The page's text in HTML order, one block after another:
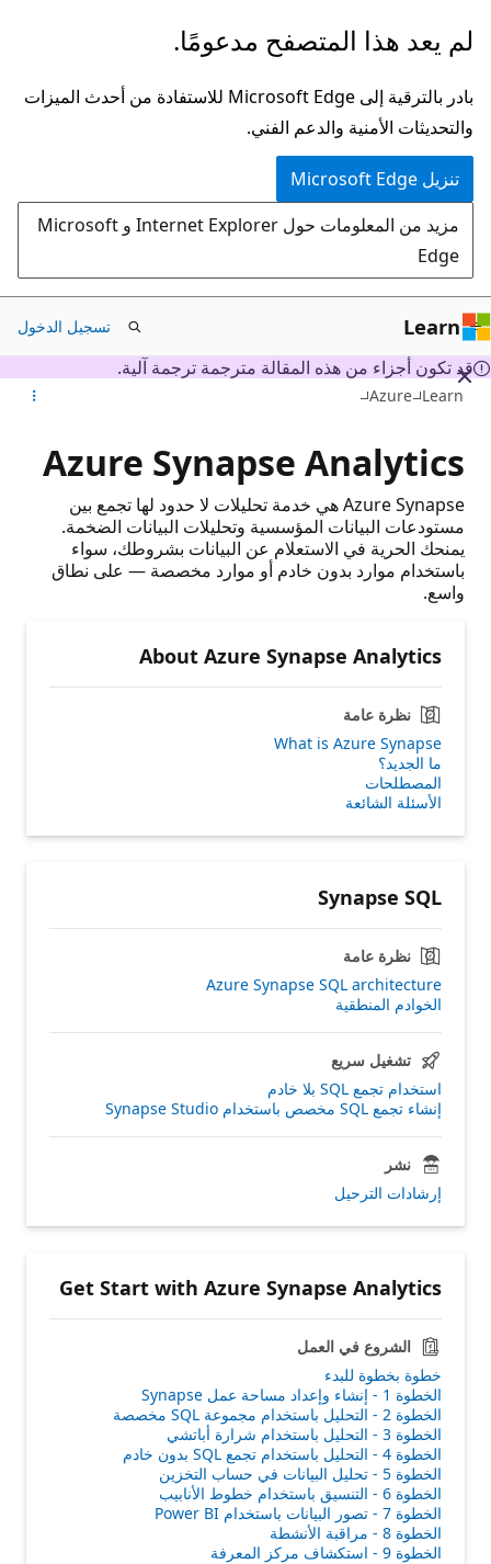
تخطي
إلى
المحتوى
الرئيسي
لم يعد هذا المتصفح مدعومًا.
بادر بالترقية إلى Microsoft Edge للاستفادة من أحدث الميزات
والتحديثات الأمنية والدعم الفني.
تنزيل Microsoft Edge
مزيد من المعلومات حول Internet Explorer و Microsoft
Edge
Learn تسجيل الدخول
قد تكون أجزاء من هذه المقالة مترجمة ترجمة آلية.
Learn
Azure
Azure Synapse Analytics
Azure Synapse هي خدمة تحليلات لا حدود لها تجمع بين
مستودعات البيانات المؤسسية وتحليلات البيانات الضخمة.
يمنحك الحرية في الاستعلام عن البيانات بشروطك، سواء
باستخدام موارد بدون خادم أو موارد مخصصة — على نطاق
واسع.
About Azure Synapse Analytics
نظرة عامة
What is Azure Synapse
ما الجديد؟
المصطلحات
الأسئلة الشائعة
Synapse SQL
نظرة عامة
Azure Synapse SQL architecture
الخوادم المنطقية
تشغيل سريع
استخدام تجمع SQL بلا خادم
إنشاء تجمع SQL مخصص باستخدام Synapse Studio
نشر
إرشادات الترحيل
Get Start with Azure Synapse Analytics
الشروع في العمل
خطوة بخطوة للبدء
الخطوة 1 - إنشاء وإعداد مساحة عمل Synapse
الخطوة 2 - التحليل باستخدام مجموعة SQL مخصصة
الخطوة 3 - التحليل باستخدام شرارة أباتشي
الخطوة 4 - التحليل باستخدام تجمع SQL بدون خادم
الخطوة 5 - تحليل البيانات في حساب التخزين
الخطوة 6 - التنسيق باستخدام خطوط الأنابيب
الخطوة 7 - تصور البيانات باستخدام Power BI
الخطوة 8 - مراقبة الأنشطة
الخطوة 9 - استكشاف مركز المعرفة